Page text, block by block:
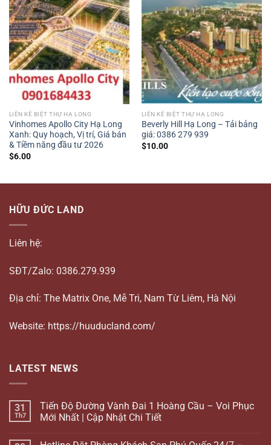
LIỀN KỀ BIỆT THỰ HẠ LONG
Vinhomes Apollo City Hạ Long
Xanh: Quy hoạch, Vị trí, Giá bán
& Tiềm năng đầu tư 2026
$6.00
LIỀN KỀ BIỆT THỰ HẠ LONG
Beverly Hill Hạ Long – Tải bảng
giá: 0386 279 939
$10.00
HỮU ĐỨC LAND
Liên hệ:
SĐT/Zalo: 0386.279.939
Địa chỉ: The Matrix One, Mễ Trì, Nam Từ Liêm, Hà Nội
Website: https://huuducland.com/
LATEST NEWS
31
Th7
Tiến Độ Đường Vành Đai 1 Hoàng Cầu – Voi Phục
Mới Nhất | Cập Nhật Chi Tiết